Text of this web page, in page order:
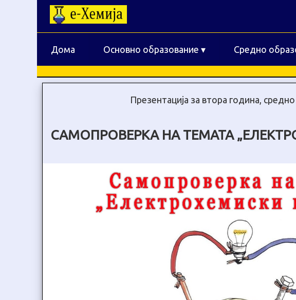
Дома Основно образование ▾ Средно
Презентација за втора година,
САМОПРОВЕРКА НА ТЕМАТА